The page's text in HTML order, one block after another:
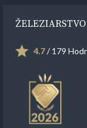
4.7/ 179